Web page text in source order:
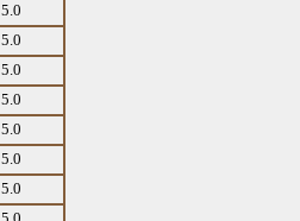
5.0
5.0
5.0
5.0
5.0
5.0
5.0